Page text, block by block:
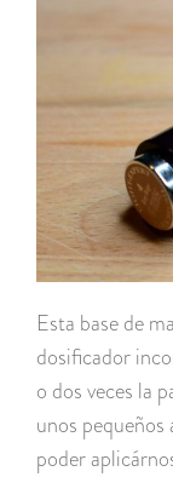
Esta base de
dosificador
o dos veces la
unos
poder